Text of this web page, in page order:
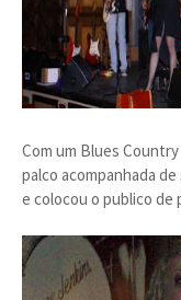
Com um Blues
palco acompanhada
e colocou o publico de